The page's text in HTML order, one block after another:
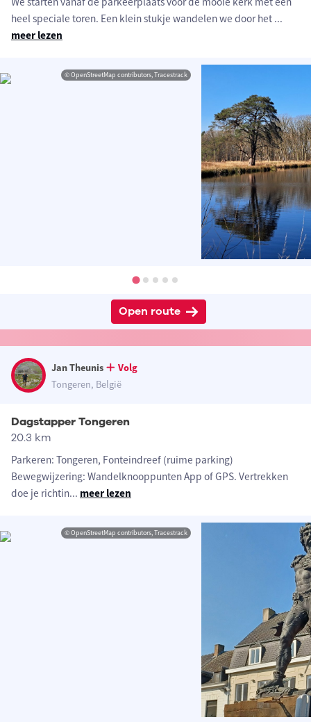
heel speciale toren. Een klein stukje wandelen we door het ...
meer lezen
© OpenStreetMap contributors, Tracestrack
Open route
Jan Theunis
Volg
Tongeren, België
Dagstapper Tongeren
20.3 km
Parkeren: Tongeren, Fonteindreef (ruime parking)
Bewegwijzering: Wandelknooppunten App of GPS. Vertrekken
doe je richtin... meer lezen
© OpenStreetMap contributors, Tracestrack